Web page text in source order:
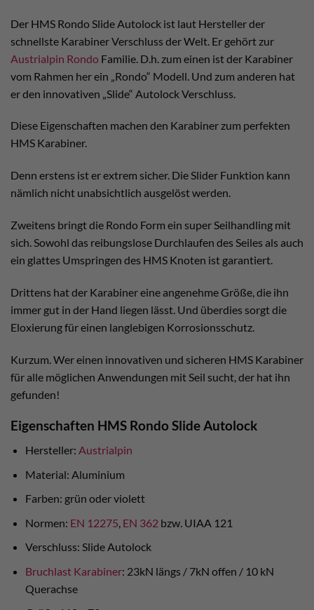
Der HMS Rondo Slide Autolock ist laut Hersteller der
schnellste Karabiner Verschluss der Welt. Er gehört zur
Austrialpin Rondo Familie. D.h. zum einen ist der Karabiner
vom Rahmen her ein „Rondo“ Modell. Und zum anderen hat
er den innovativen „Slide“ Autolock Verschluss.
Diese Eigenschaften machen den Karabiner zum perfekten
HMS Karabiner.
Denn erstens ist er extrem sicher. Die Slider Funktion kann
nämlich nicht unabsichtlich ausgelöst werden.
Zweitens bringt die Rondo Form ein super Seilhandling mit
sich. Sowohl das reibungslose Durchlaufen des Seiles als auch
ein glattes Umspringen des HMS Knoten ist garantiert.
Drittens hat der Karabiner eine angenehme Größe, die ihn
immer gut in der Hand liegen lässt. Und überdies sorgt die
Eloxierung für einen langlebigen Korrosionsschutz.
Kurzum. Wer einen innovativen und sicheren HMS Karabiner
für alle möglichen Anwendungen mit Seil sucht, der hat ihn
gefunden!
Eigenschaften HMS Rondo Slide Autolock
Hersteller: Austrialpin
Material: Aluminium
Farben: grün oder violett
Normen: EN 12275 EN 362 bzw. UIAA 121
Verschluss: Slide Autolock
Bruchlast Karabiner: 23kN längs / 7kN offen / 10 kN
Querachse